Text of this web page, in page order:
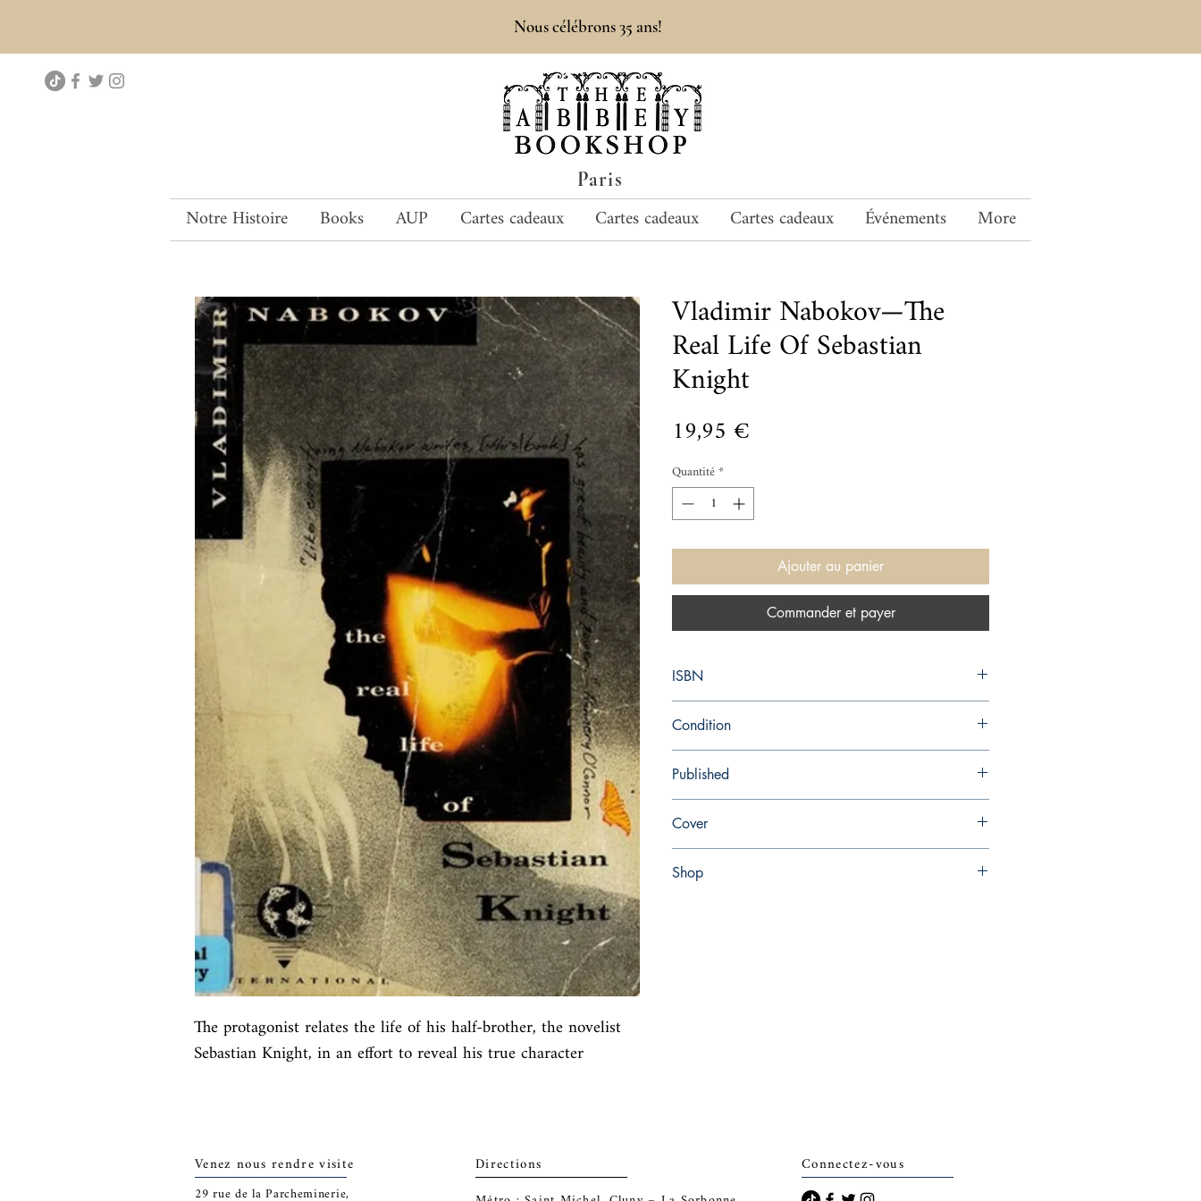
Paris
Nous célébrons 35 ans!
Notre Histoire Books AUP Cartes cadeaux Cartes cadeaux Cartes cadeaux Événements More
The protagonist relates the life of his half-brother, the novelist
Sebastian Knight, in an effort to reveal his true character
Vladimir Nabokov—The
Real Life Of Sebastian
Knight
19,95 €
Quantité*
Ajouter au panier
Commander et payer
ISBN
Condition
Published
Cover
Shop
Venez nous rendre visite
29rue de la Parcheminerie,
Directions Connectez-vous